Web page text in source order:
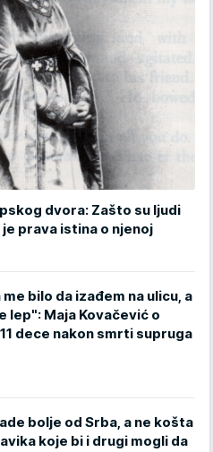
dvora: Zašto su ljudi
prava istina o njenoj
bilo da izađem na ulicu, a
lep": Maja Kovačević o
dece nakon smrti supruga
bolje od Srba, a ne košta
koje bi i drugi mogli da